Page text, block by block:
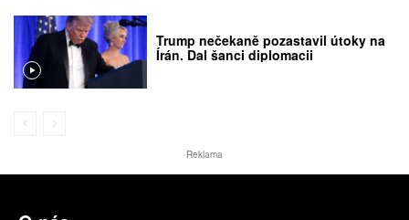
Trump nečekaně pozastavil útoky na
Írán. Dal šanci diplomacii
Reklama